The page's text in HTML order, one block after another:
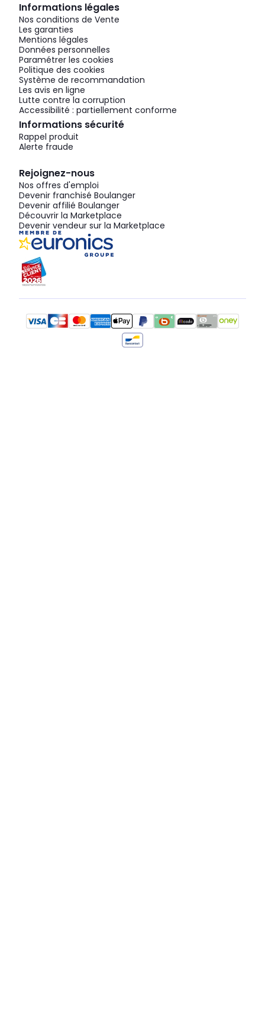
Informations légales
Nos conditions de Vente
Les garanties
Mentions légales
Données personnelles
Paramétrer les cookies
Politique des cookies
Système de recommandation
Les avis en ligne
Lutte contre la corruption
Accessibilité : partiellement conforme
Informations sécurité
Rappel produit
Alerte fraude
Rejoignez-nous
Nos offres d'emploi
Devenir franchisé Boulanger
Devenir affilié Boulanger
Découvrir la Marketplace
Devenir vendeur sur la Marketplace